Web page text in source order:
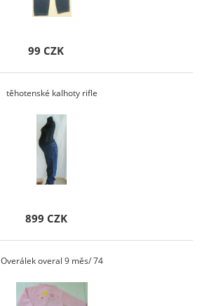
99 CZK
těhotenské kalhoty rifle
899 CZK
Overálek overal 9 měs/ 74